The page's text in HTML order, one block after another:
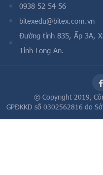
0938 52 54 56
bitexedu@bitex.com.vn
Đường tỉnh 835, Ấp 3A,
Tỉnh Long An.
© Copyright 2019,
GPĐKKD số 0302562816 do